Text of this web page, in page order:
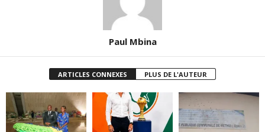
Paul Mbina
ARTICLES CONNEXES PLUS DE L'AUTEUR